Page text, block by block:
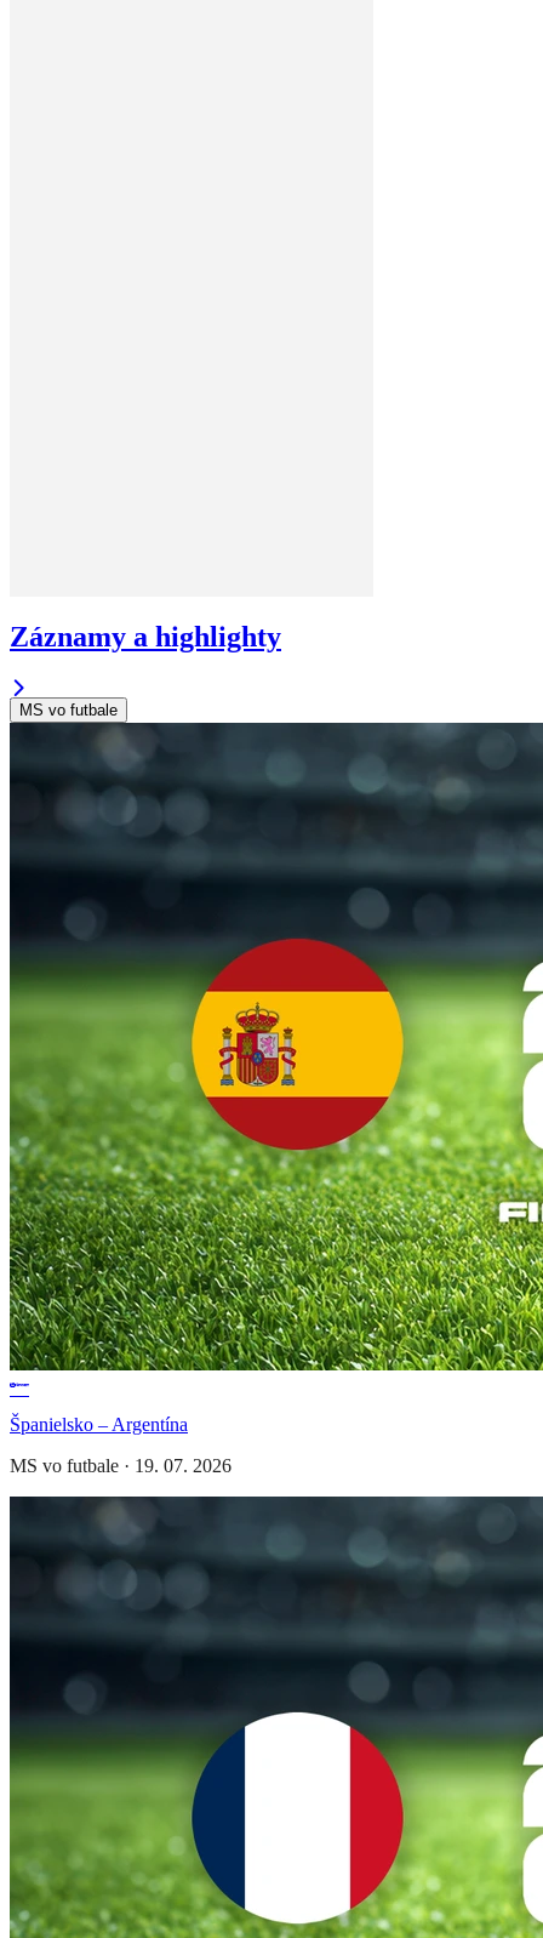
Záznamy a highlighty
MS vo futbale
Španielsko – Argentína
MS vo futbale · 19. 07. 2026